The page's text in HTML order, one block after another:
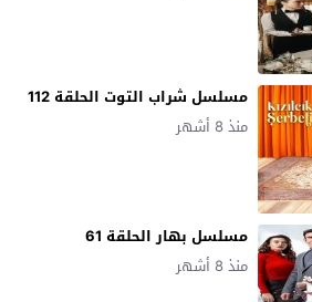
مسلسل شراب التوت الحلقة 112
منذ 8 أشهر
مسلسل بهار الحلقة 61
منذ 8 أشهر